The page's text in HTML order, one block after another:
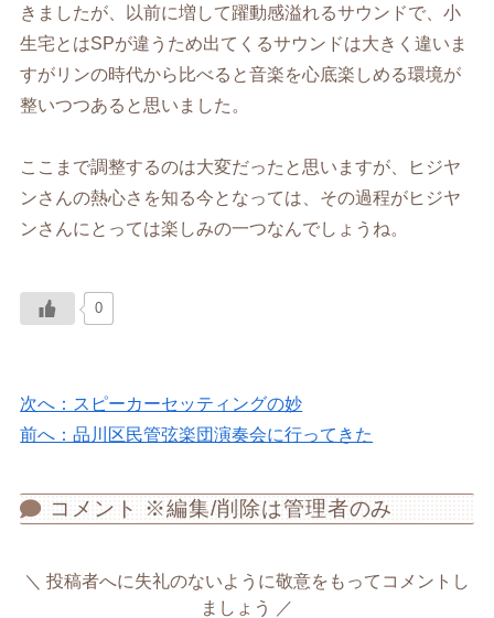
きましたが、以前に増して躍動感溢れるサウンドで、小
生宅とはSPが違うため出てくるサウンドは大きく違いま
すがリンの時代から比べると音楽を心底楽しめる環境が
整いつつあると思いました。
ここまで調整するのは大変だったと思いますが、ヒジヤ
ンさんの熱心さを知る今となっては、その過程がヒジヤ
ンさんにとっては楽しみの一つなんでしょうね。
0
次へ：スピーカーセッティングの妙
前へ：品川区民管弦楽団演奏会に行ってきた
コメント ※編集/削除は管理者のみ
投稿者へに失礼のないように敬意をもってコメントし
ましょう